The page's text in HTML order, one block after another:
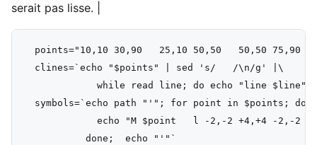
serait pas lisse. |
points="10,10 30,90   25,10 50,50   50,50 75,90
  clines=`echo "$points" | sed 's/   /\n/g' |\
while read line; do echo "line $line";
  symbols=`echo path "'"; for point in $points; do
echo "M $point   l -2,-2 +4,+4 -2,-2
           done;  echo "'"`